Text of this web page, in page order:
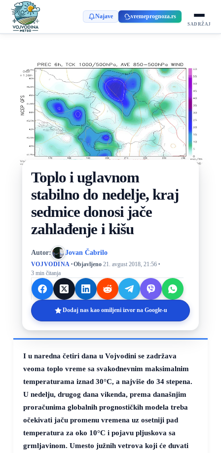
Najave vremeprognoza.rs
SADRŽAJ
Toplo i uglavnom
stabilno do nedelje, kraj
sedmice donosi jače
zahlađenje i kišu
Autor: Jovan Čabrilo
VOJVODINA ·Objavljeno 21. avgust 2018, 21:56 ·
3 min čitanja
Dodaj nas kao omiljeni izvor na Google-u
I u naredna četiri dana u Vojvodini se zadržava
veoma toplo vreme sa svakodnevnim maksimalnim
temperaturama iznad 30°C, a najviše do 34 stepena.
U nedelju, drugog dana vikenda, prema današnjim
proračunima globalnih prognostičkih modela treba
očekivati jaču promenu vremena uz osetniji pad
temperatura za oko 10°C i pojavu pljuskova sa
grmljavinom. Umesto južnih vetrova koji će duvati